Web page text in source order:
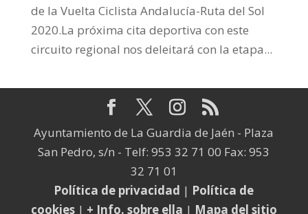
de la Vuelta Ciclista Andalucía-Ruta del Sol
2020.La próxima cita deportiva con este
circuito regional nos deleitará con la etapa...
Ayuntamiento de La Guardia de Jaén - Plaza
San Pedro, s/n - Telf: 953 32 71 00 Fax: 953
32 71 01
Política de privacidad | Política de
cookies| + Info. sobre ella | Mapa del sitio